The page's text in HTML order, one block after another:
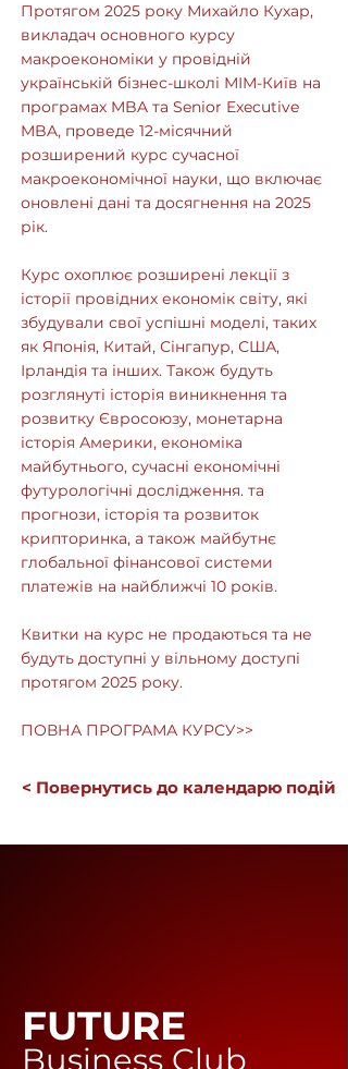
Протягом 2025 року Михайло Кухар,
викладач основного курсу
макроекономіки у провідній
українській бізнес-школі МІМ-Київ на
програмах MBA та Senior Executive
MBA, проведе 12-місячний
розширений курс сучасної
макроекономічної науки, що включає
оновлені дані та досягнення на 2025
рік.
Курс охоплює розширені лекції з
історії провідних економік світу, які
збудували свої успішні моделі, таких
як Японія, Китай, Сінгапур, США,
Ірландія та інших. Також будуть
розглянуті історія виникнення та
розвитку Євросоюзу, монетарна
історія Америки, економіка
майбутнього, сучасні економічні
футурологічні дослідження. та
прогнози, історія та розвиток
крипторинка, а також майбутнє
глобальної фінансової системи
платежів на найближчі 10 років.
Квитки на курс не продаються та не
будуть доступні у вільному доступі
протягом 2025 року.
ПОВНА ПРОГРАМА КУРСУ>>
< Повернутись до календарю подій
FUTURE
Business Club